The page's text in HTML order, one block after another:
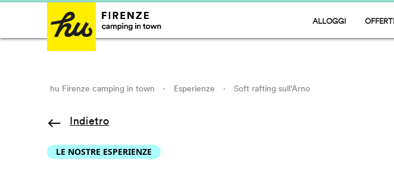
ALLOGGI
HU CAMP - PIAZZOLE
hu Firenze camping in town · Esperienze · Soft rafting sull'Arno
Indietro
LE NOSTRE ESPERIENZE